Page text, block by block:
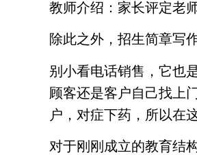
教师介绍：家长评定老
除此之外，招生简章写
别小看电话销售，它也
顾客还是客户自己找上
户，对症下药，所以在
对于刚刚成立的教育结